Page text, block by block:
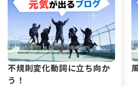
不規則変化動詞に立ち向か
う！